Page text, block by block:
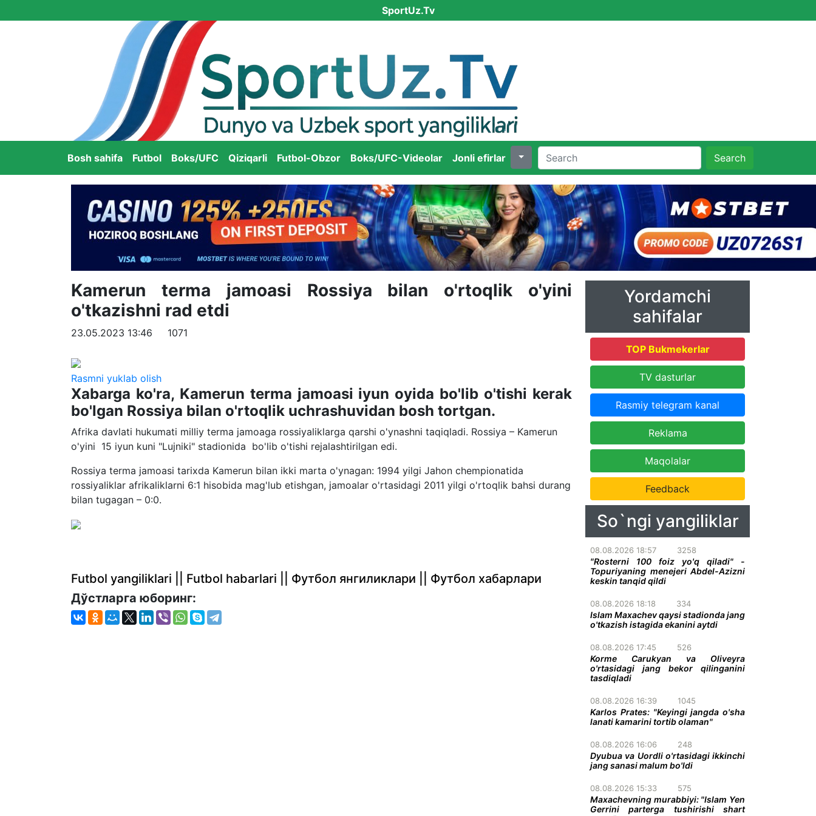
SportUz.Tv
Bosh sahifa Futbol Boks/UFC Qiziqarli Futbol-Obzor Boks/UFC-Videolar Jonli efirlar Search
Kamerun terma jamoasi Rossiya bilan o'rtoqlik o'yini
o'tkazishni rad etdi
23.05.2023 13:46 1071
Rasmni yuklab olish
Xabarga ko'ra, Kamerun terma jamoasi iyun oyida bo'lib o'tishi kerak
bo'lgan Rossiya bilan o'rtoqlik uchrashuvidan bosh tortgan.
Afrika davlati hukumati milliy terma jamoaga rossiyaliklarga qarshi o'ynashni taqiqladi. Rossiya – Kamerun
o'yini 15 iyun kuni "Lujniki" stadionida bo'lib o'tishi rejalashtirilgan edi.
Rossiya terma jamoasi tarixda Kamerun bilan ikki marta o'ynagan: 1994 yilgi Jahon chempionatida
rossiyaliklar afrikaliklarni 6:1 hisobida mag'lub etishgan, jamoalar o'rtasidagi 2011 yilgi o'rtoqlik bahsi durang
bilan tugagan – 0:0.
Futbol yangiliklari || Futbol habarlari || Футбол янгиликлари || Футбол хабарлари
Дўстларга юборинг:
Yordamchi
sahifalar
TOP Bukmekerlar
TV dasturlar
Rasmiy telegram kanal
Reklama
Maqolalar
Feedback
So`ngi yangiliklar
08.08.2026 18:57 3258
"Rosterni 100 foiz yo'q qiladi" -
Topuriyaning menejeri Abdel-Azizni
keskin tanqid qildi
08.08.2026 18:18 334
Islam Maxachev qaysi stadionda jang
o'tkazish istagida ekanini aytdi
08.08.2026 17:45 526
Korme Carukyan va Oliveyra
o'rtasidagi jang bekor qilinganini
tasdiqladi
08.08.2026 16:39 1045
Karlos Prates: "Keyingi jangda o'sha
lanati kamarini tortib olaman"
08.08.2026 16:06 248
Dyubua va Uordli o'rtasidagi ikkinchi
jang sanasi malum bo'ldi
08.08.2026 15:33 575
Maxachevning murabbiyi: "Islam Yen
Gerrini parterga tushirishi shart